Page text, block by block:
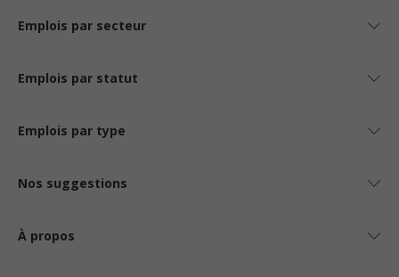
Emplois par secteur
Emplois par statut
Emplois par type
Nos suggestions
À propos